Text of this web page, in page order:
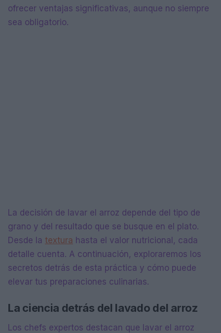
ofrecer ventajas significativas, aunque no siempre
sea obligatorio.
La decisión de lavar el arroz depende del tipo de
grano y del resultado que se busque en el plato.
Desde la textura hasta el valor nutricional, cada
detalle cuenta. A continuación, exploraremos los
secretos detrás de esta práctica y cómo puede
elevar tus preparaciones culinarias.
La ciencia detrás del lavado del arroz
Los chefs expertos destacan que lavar el arroz